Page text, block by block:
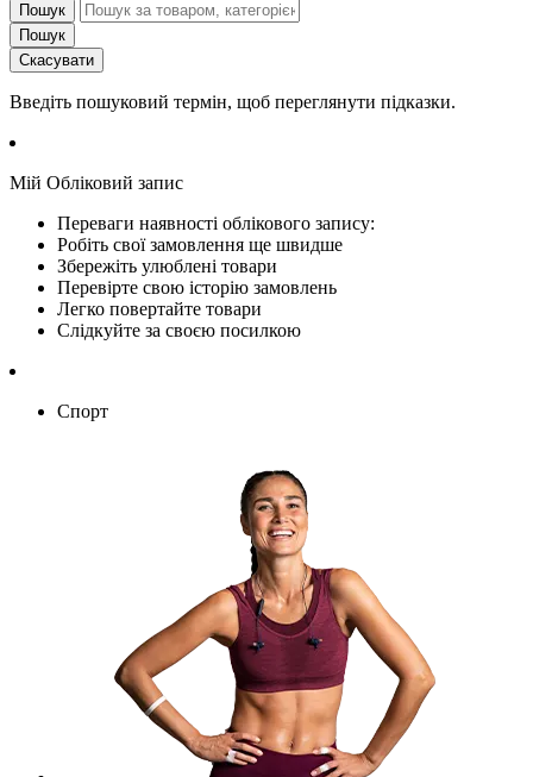
Пошук
Пошук
Скасувати
Введіть пошуковий термін, щоб переглянути підказки.
Мій Обліковий запис
Переваги наявності облікового запису:
Робіть свої замовлення ще швидше
Збережіть улюблені товари
Перевірте свою історію замовлень
Легко повертайте товари
Слідкуйте за своєю посилкою
Спорт